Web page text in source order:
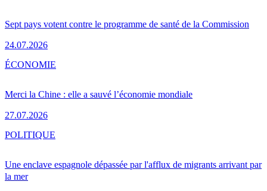
Sept pays votent contre le programme de santé de la Commission
24.07.2026
Merci la Chine : elle a sauvé l’économie mondiale
27.07.2026
ÉCONOMIE
Une enclave espagnole dépassée par l'afflux de migrants arrivant par
la mer
POLITIQUE